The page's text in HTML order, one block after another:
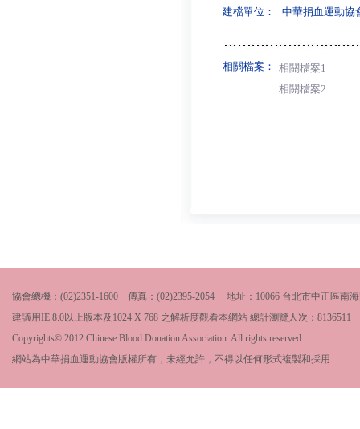
建檔單位： 中華捐血運動協
相關檔案：
相關檔案1
相關檔案2
協會總機：(02)2351-1600 傳真：(02)2395-2054 地址：10066 台北市中正區南
建議用IE 8.0以上版本及1024 X 768 之解析度觀看本網站 總計瀏覽人次： 8136511
Copyrights© 2012 Chinese Blood Donation Association. All rights reserved
網站為中華捐血運動協會版權所有，未經允許，不得以任何形式複製和採用